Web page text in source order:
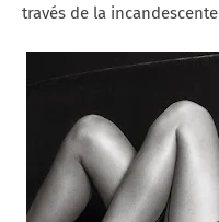
través de la incandescente